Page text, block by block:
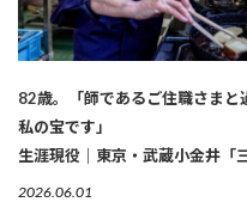
82歳。「師であるご住職さまと
私の宝です」
生涯現役｜東京・武蔵小金井「
2026.06.01